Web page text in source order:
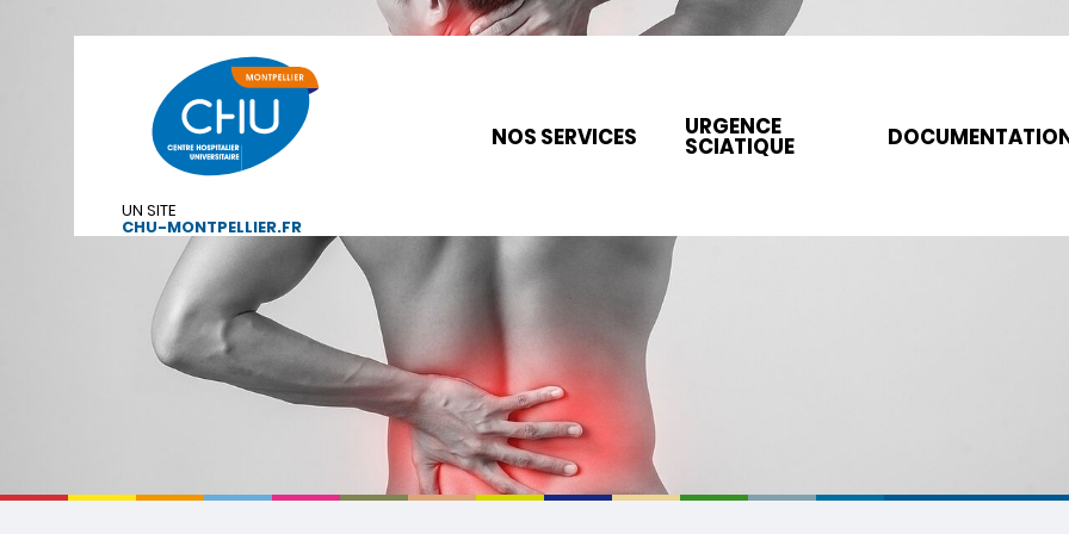
UN SITE
CHU-MONTPELLIER.FR
NOS SERVICES URGENCE
SCIATIQUE